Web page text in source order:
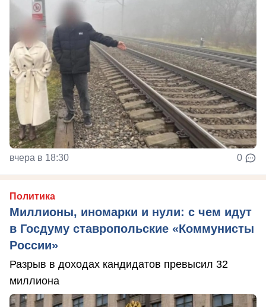
вчера в 18:30 0
Политика
Миллионы, иномарки и нули: с чем идут
в Госдуму ставропольские «Коммунисты
России»
Разрыв в доходах кандидатов превысил 32
миллиона